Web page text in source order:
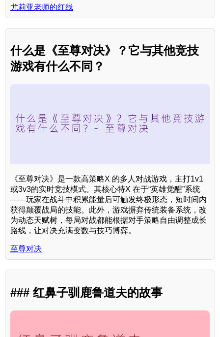
尤莉亚老师的红线
什么是《至尊对决》？它与其他竞技
游戏有什么不同？
《至尊对决》是一款高策略X 的多人对战游戏，主打1v1
或3v3的实时竞技模式。其核心特X 在于“英雄觉醒”系统
——玩家在战斗中积累能量后可触发终极形态，短时间内
获得颠覆战局的技能。此外，游戏摒弃传统装备系统，改
为动态天赋树，每局对战都能根据对手策略自由调整成长
路线，让对决充满变数与技巧博弈。
至尊对决
### 红鼻子驯鹿鲁道夫的故事